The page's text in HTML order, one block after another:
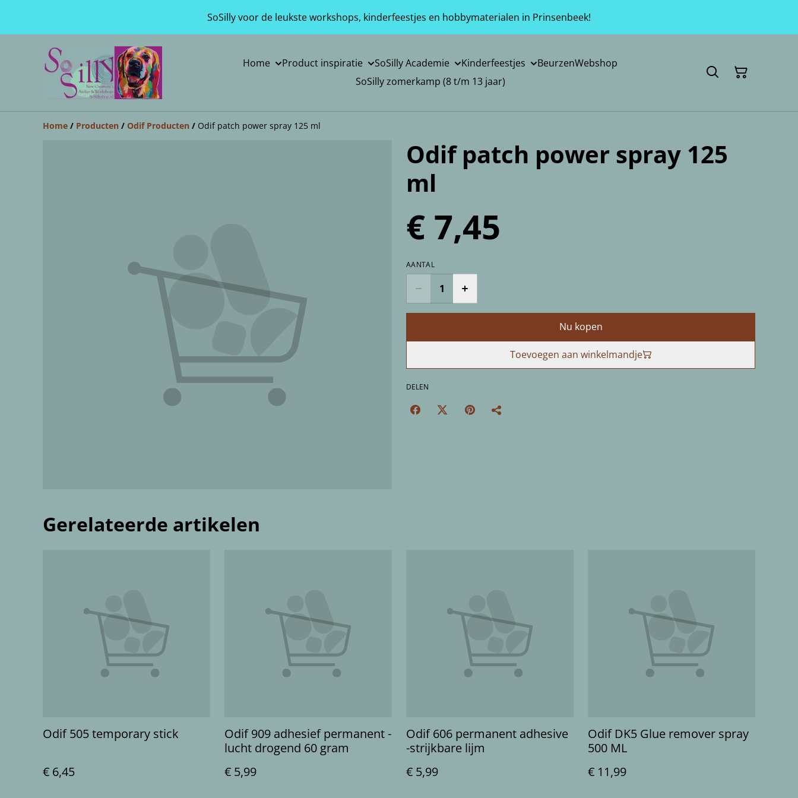
SoSilly voor de leukste workshops, kinderfeestjes en hobbymaterialen in Prinsenbeek!
Home Product inspiratie SoSilly Academie Kinderfeestjes BeurzenWebshop
SoSilly zomerkamp (8 t/m 13 jaar)
Home / Producten / Odif Producten / Odif patch power spray 125 ml
Odif patch power spray 125
ml
€ 7,45
AANTAL
Nu kopen
Toevoegen aan winkelmandje
DELEN
Gerelateerde artikelen
Odif 505 temporary stick
€ 6,45
Odif 909 adhesief permanent -
lucht drogend 60 gram
€ 5,99
Odif 606 permanent adhesive
-strijkbare lijm
€ 5,99
Odif DK5 Glue remover spray
500 ML
€ 11,99